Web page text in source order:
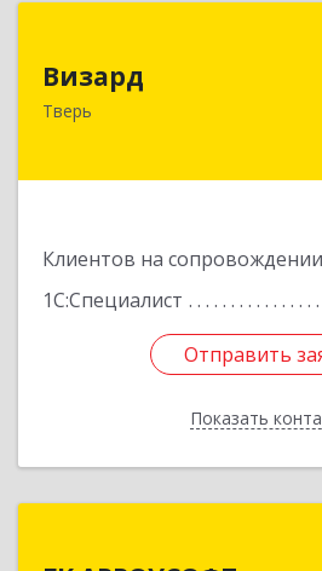
Визард
Тверь
Клиентов на сопровождении
1С:Специалист
Отправить
Показать
170006, Тверская обл,
Отправить
Назад